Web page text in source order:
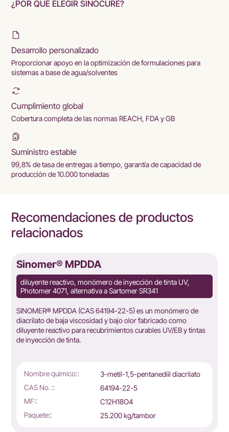
¿POR QUÉ ELEGIR SINOCURE?
Desarrollo personalizado
Proporcionar apoyo en la optimización de formulaciones para
sistemas a base de agua/solventes
Cumplimiento global
Cobertura completa de las normas REACH, FDA y GB
Suministro estable
99,8% de tasa de entregas a tiempo, garantía de capacidad de
producción de 10.000 toneladas
Recomendaciones de productos
relacionados
de tinta UV,
monómero de
como
UV/EB y tintas
diacrilato
Sinomer® BDDA-14
Monómero difuncional, monómeros
sinómeros®
SINOMER® BDDA es un monómero líquido
incoloro a amarillo pálido, con baja viscosidad,
buena eficiencia de dilución y alta reactividad. Se
ampliamente como agente reticulante y
Nombre químico::
CAS No. ::